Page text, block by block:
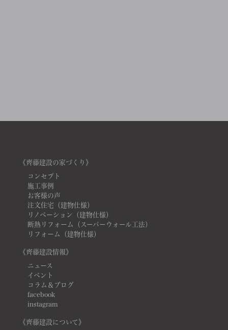
《齊藤建設の家づくり》
コンセプト
施工事例
お客様の声
注文住宅（建物仕様）
リノベーション（建物仕様）
断熱リフォーム（スーパーウォール工法）
リフォーム（建物仕様）
《齊藤建設情報》
ニュース
イベント
コラム＆ブログ
facebook
instagram
《齊藤建設について》